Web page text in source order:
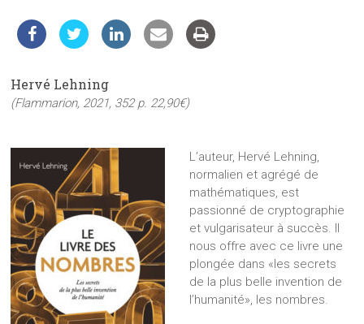
public
Hervé Lehning
(Flammarion, 2021, 352 p. 22,90€)
L’auteur, Hervé Lehning,
normalien et agrégé de
mathématiques, est
passionné de cryptographie
et vulgarisateur à succès. Il
nous offre avec ce livre une
plongée dans «les secrets
de la plus belle invention de
l’humanité», les nombres.